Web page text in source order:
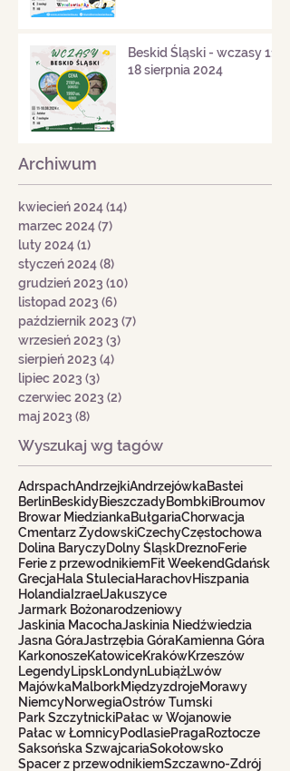
Beskid Śląski - wczasy 11-
18 sierpnia 2024
Archiwum
kwiecień 2024(14)
marzec 2024(7)
luty 2024(1)
styczeń 2024(8)
grudzień 2023 (10)
listopad 2023 (6)
październik 2023 (7)
wrzesień 2023 (3)
sierpień 2023 (4)
lipiec 2023 (3)
czerwiec 2023 (2)
maj 2023 (8)
Wyszukaj wg tagów
AdrspachAndrzejkiAndrzejówkaBastei
BerlinBeskidyBieszczadyBombkiBroumov
Browar MiedziankaBułgariaChorwacja
Cmentarz ŻydowskiCzechyCzęstochowa
Dolina BaryczyDolny ŚląskDreznoFerie
Ferie z przewodnikiemFit WeekendGdańsk
GrecjaHala StuleciaHarachovHiszpania
Holandia IzraelJakuszyce
Jarmark Bożonarodzeniowy
Jaskinia MacochaJaskinia Niedźwiedzia
Jasna GóraJastrzębia GóraKamienna Góra
KarkonoszeKatowiceKrakówKrzeszów
LegendyLipskLondynLubiążLwów
MajówkaMalborkMiędzyzdrojeMorawy
NiemcyNorwegiaOstrów Tumski
Park SzczytnickiPałac w Wojanowie
Pałac w ŁomnicyPodlasiePragaRoztocze
Saksońska SzwajcariaSokołowsko
Spacer z przewodnikiemSzczawno-Zdrój